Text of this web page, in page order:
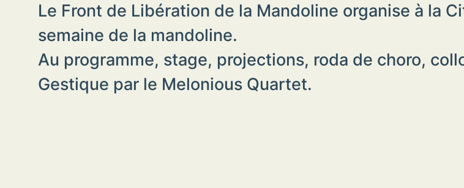
Le Front de Libération de la Mandoline organise à la
semaine de la mandoline.
Au programme, stage, projections, roda de choro,
Gestique par le Melonious Quartet.